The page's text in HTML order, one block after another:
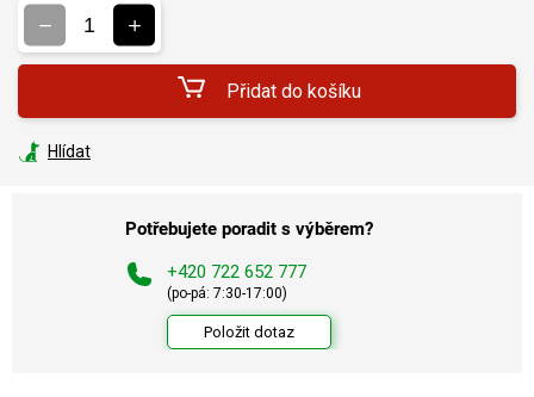
Přidat do košíku
Hlídat
Potřebujete poradit s výběrem?
+420 722 652 777
(po-pá: 7:30-17:00)
Položit dotaz